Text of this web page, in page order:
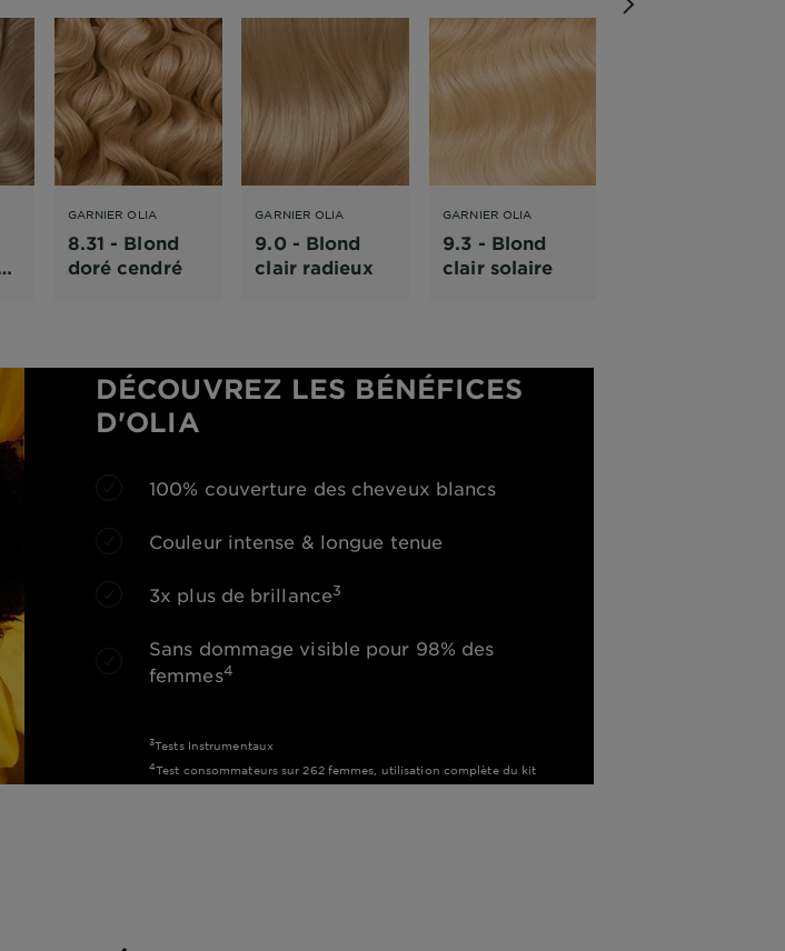
GARNIER OLIA
8.31 - Blond
doré cendré
GARNIER OLIA
9.0 - Blond
clair radieux
GARNIER OLIA
9.3 - Blond
clair solaire
DÉCOUVREZ LES BÉNÉFICES
D'OLIA
100% couverture des cheveux blancs
Couleur intense & longue tenue
3x plus de brillance3
Sans dommage visible pour 98% des
femmes4
3Tests Instrumentaux
4Test consommateurs sur 262 femmes, utilisation complète du kit